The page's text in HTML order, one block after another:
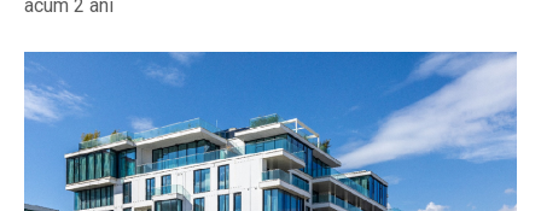
acum 2 ani